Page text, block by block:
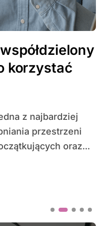
korzystać
przestrzeni
oraz...